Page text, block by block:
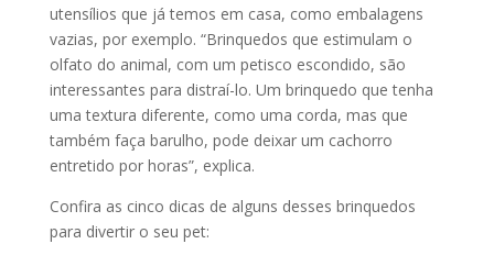
utensílios que já temos em casa, como embalagens
vazias, por exemplo. “Brinquedos que estimulam o
olfato do animal, com um petisco escondido, são
interessantes para distraí-lo. Um brinquedo que tenha
uma textura diferente, como uma corda, mas que
também faça barulho, pode deixar um cachorro
entretido por horas”, explica.
Confira as cinco dicas de alguns desses brinquedos
para divertir o seu pet: